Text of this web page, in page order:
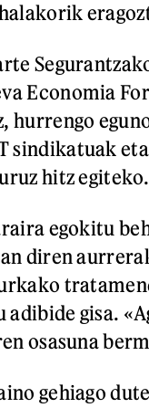
Economia
hurrengo
sindikatuak
hitz egiteko.
egokitu
diren
adibide gisa.
osasuna
gehiago